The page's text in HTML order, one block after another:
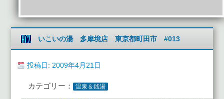
いこいの湯 多摩境店 東京都町田市 #013
投稿日: 2009年4月21日
カテゴリー： 温泉＆銭湯